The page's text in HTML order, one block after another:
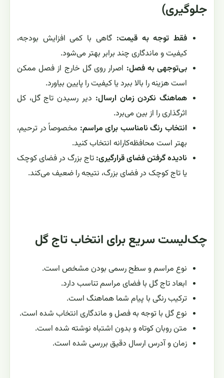
جلوگیری)
فقط توجه به قیمت: گاهی با کمی افزایش بودجه،
کیفیت و ماندگاری چند برابر بهتر می‌شود.
بی‌توجهی به فصل: اصرار روی گل خارج از فصل ممکن
است هزینه را بالا ببرد یا کیفیت را پایین بیاورد.
هماهنگ نکردن زمان ارسال: دیر رسیدن تاج گل، کل
اثرگذاری را از بین می‌برد.
انتخاب رنگ نامناسب برای مراسم: مخصوصاً در ترحیم،
بهتر است محافظه‌کارانه انتخاب کنید.
نادیده گرفتن فضای قرارگیری: تاج بزرگ در فضای کوچک
یا تاج کوچک در فضای بزرگ، نتیجه را ضعیف می‌کند.
چک‌لیست سریع برای انتخاب تاج گل
نوع مراسم و سطح رسمی بودن مشخص است.
ابعاد تاج گل با فضای مراسم تناسب دارد.
ترکیب رنگی با پیام شما هماهنگ است.
نوع گل با توجه به فصل و ماندگاری انتخاب شده است.
متن روبان کوتاه و بدون اشتباه نوشته شده است.
زمان و آدرس ارسال دقیق بررسی شده است.